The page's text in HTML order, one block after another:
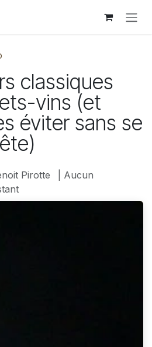
classiques
vins (et
éviter sans se
Pirotte
| Aucun